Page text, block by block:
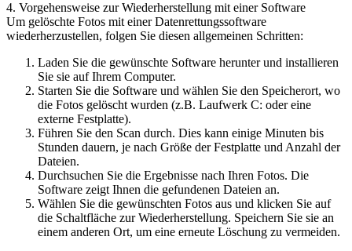
4. Vorgehensweise zur Wiederherstellung mit einer Software
Um gelöschte Fotos mit einer Datenrettungssoftware
wiederherzustellen, folgen Sie diesen allgemeinen Schritten:
Laden Sie die gewünschte Software herunter und installieren
Sie sie auf Ihrem Computer.
Starten Sie die Software und wählen Sie den Speicherort, wo
die Fotos gelöscht wurden (z.B. Laufwerk C: oder eine
externe Festplatte).
Führen Sie den Scan durch. Dies kann einige Minuten bis
Stunden dauern, je nach Größe der Festplatte und Anzahl der
Dateien.
Durchsuchen Sie die Ergebnisse nach Ihren Fotos. Die
Software zeigt Ihnen die gefundenen Dateien an.
Wählen Sie die gewünschten Fotos aus und klicken Sie auf
die Schaltfläche zur Wiederherstellung. Speichern Sie sie an
einem anderen Ort, um eine erneute Löschung zu vermeiden.